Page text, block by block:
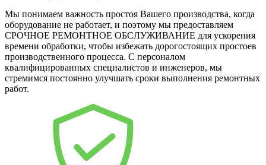
Мы понимаем важность простоя Вашего производства, когда
оборудование не работает, и поэтому мы предоставляем
СРОЧНОЕ РЕМОНТНОЕ ОБСЛУЖИВАНИЕ для ускорения
времени обработки, чтобы избежать дорогостоящих простоев
производственного процесса. С персоналом
квалифицированных специалистов и инженеров, мы
стремимся постоянно улучшать сроки выполнения ремонтных
работ.